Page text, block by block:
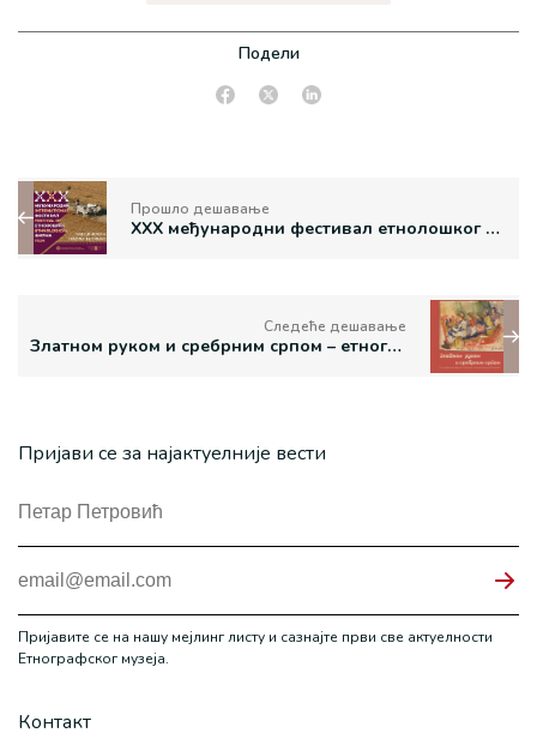
Подели
Прошло дешавање
XXX међународни фестивал етнолошког филма
Следеће дешавање
Златном руком и сребрним српом – етнографски предмети Париског салона Надежде Петровић
Пријави се за најактуелније вести
Пријавите се на нашу мејлинг листу и сазнајте први све актуелности
Етнографског музеја.
Контакт